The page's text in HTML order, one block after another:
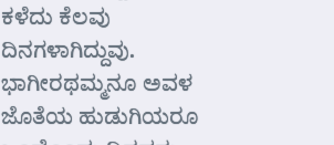
ಕಳೆದು ಕೆಲವು
ದಿನಗಳಾಗಿದ್ದುವು.
ಭಾಗೀರಥಮ್ಮನೂ ಅವಳ
ಜೊತೆಯ ಹುಡುಗಿಯರೂ